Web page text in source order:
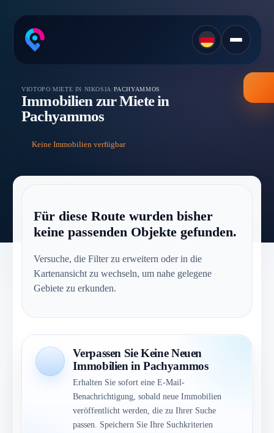
VIOTOPO/MIETE IN NIKOSIA/ PACHYAMMOS
Immobilien zur Miete in
Pachyammos
Keine Immobilien verfügbar
Für diese Route wurden bisher
keine passenden Objekte gefunden.
Versuche, die Filter zu erweitern oder in die
Kartenansicht zu wechseln, um nahe gelegene
Gebiete zu erkunden.
Verpassen Sie Keine Neuen
Immobilien in Pachyammos
Erhalten Sie sofort eine E-Mail-
Benachrichtigung, sobald neue Immobilien
veröffentlicht werden, die zu Ihrer Suche
passen. Speichern Sie Ihre Suchkriterien